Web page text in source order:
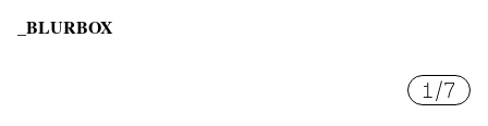
_BLURBOX
1 /7